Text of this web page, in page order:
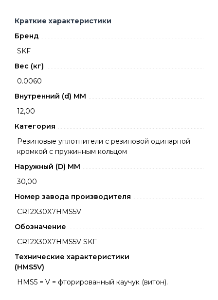
Краткие характеристики
Бренд
SKF
Вес (кг)
0.0060
Внутренний (d) ММ
12,00
Категория
Резиновые уплотнители с резиновой одинарной
кромкой с пружинным кольцом
Наружный (D) ММ
30,00
Номер завода производителя
CR12X30X7HMS5V
Обозначение
CR12X30X7HMS5V SKF
Технические характеристики
(HMS5V)
HMS5 = V = фторированный каучук (витон).